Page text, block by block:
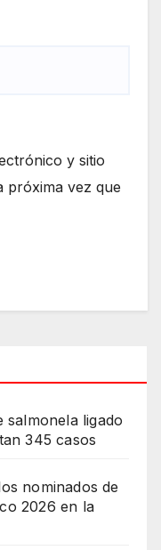
y sitio
próxima vez que
salmonela ligado
345 casos
nominados de
2026 en la